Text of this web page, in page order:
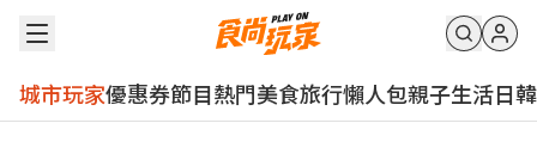
城市玩家優惠券節目熱門美食旅行懶人包親子生活日韓